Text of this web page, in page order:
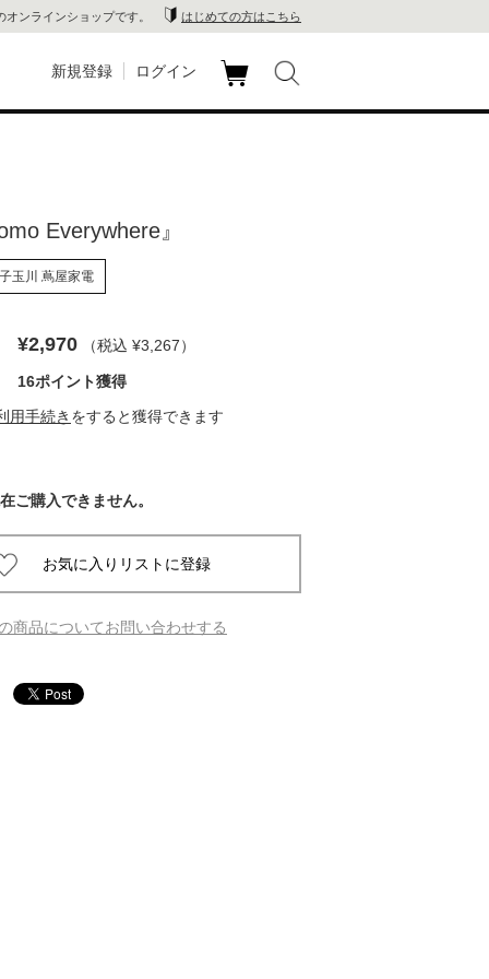
ンラインショップです。 はじめての方はこちら
蔦
屋
店
新規登録 ログイン
Everywhere』
玉川 蔦屋家電
¥2,970 （税込 ¥3,267）
16ポイント獲得
用手続き をすると獲得できます
ご購入できません。
商品についてお問い合わせする